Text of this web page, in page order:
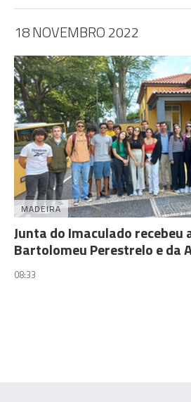
18 NOVEMBRO 2022
MADEIRA
Junta do Imaculado recebeu
Bartolomeu Perestrelo e da
08:33